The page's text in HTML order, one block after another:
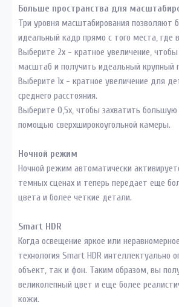
Больше пространства для
Три уровня масштабирования позволяют
идеальный кадр прямо с того места, где
Выберите 2х - кратное увеличение,
масштаб и получить идеальный крупный
Выберите 1x - кратное увеличение для
среднего расстояния.
Выберите 0,5x, чтобы захватить большую
помощью сверхширокоугольной камеры.
Ночной режим
Ночной режим автоматически
темных сценах и теперь передает еще
цвета и более четкие детали.
Smart HDR
Когда освещение яркое или
технология Smart HDR интеллектуально
объект, так и фон. Таким образом, вы
великолепный цвет и еще более
кожи.